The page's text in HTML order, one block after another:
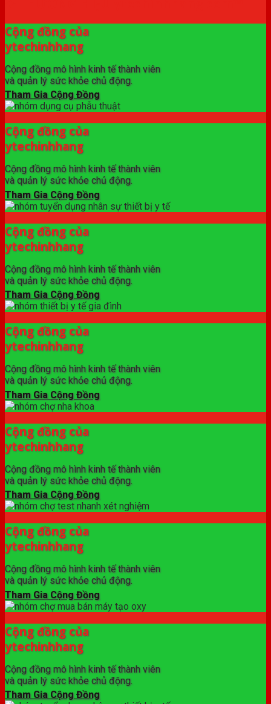
Cộng đồng của
ytechinhhang
Cộng đồng mô hình kinh tế thành viên
và quản lý sức khỏe chủ động.
Tham Gia Cộng Đồng
Cộng đồng của
ytechinhhang
Cộng đồng mô hình kinh tế thành viên
và quản lý sức khỏe chủ động.
Tham Gia Cộng Đồng
Cộng đồng của
ytechinhhang
Cộng đồng mô hình kinh tế thành viên
và quản lý sức khỏe chủ động.
Tham Gia Cộng Đồng
Cộng đồng của
ytechinhhang
Cộng đồng mô hình kinh tế thành viên
và quản lý sức khỏe chủ động.
Tham Gia Cộng Đồng
Cộng đồng của
ytechinhhang
Cộng đồng mô hình kinh tế thành viên
và quản lý sức khỏe chủ động.
Tham Gia Cộng Đồng
Cộng đồng của
ytechinhhang
Cộng đồng mô hình kinh tế thành viên
và quản lý sức khỏe chủ động.
Tham Gia Cộng Đồng
Cộng đồng của
ytechinhhang
Cộng đồng mô hình kinh tế thành viên
và quản lý sức khỏe chủ động.
Tham Gia Cộng Đồng